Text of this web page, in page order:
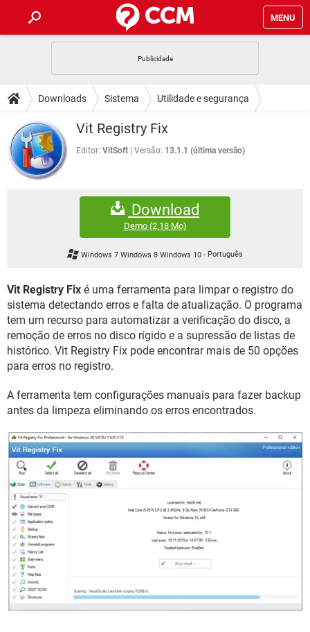
MENU
CELULAR FACEBOOK
OUTLOOK EXCEL
INSTAGRAM GMAIL
GUIA DE COMPRAS
DICAS
JOGOS
CELULAR
OUTLOOK
DOWNLOADS
JOGOS WHATSAPP
CELULAR
EXCEL
GMAIL
FÓRUM
FACEBOOK
EXCEL
GMAIL
WHATSAPP
INSTAGRAM GMAIL
Downloads Sistema Utilidade e segurança
Vit Registry Fix
Editor: VitSoft Versão: 13.1.1 (última versão)
Download
Demo(2,18 Mo)
Windows 7 Windows 8 Windows 10- Português
Vit Registry Fix é uma ferramenta para limpar o registro do
sistema detectando erros e falta de atualização. O programa
tem um recurso para automatizar a verificação do disco, a
remoção de erros no disco rígido e a supressão de listas de
histórico. Vit Registry Fix pode encontrar mais de 50 opções
para erros no registro.
A ferramenta tem configurações manuais para fazer backup
antes da limpeza eliminando os erros encontrados.